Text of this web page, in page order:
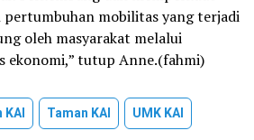
pertumbuhan mobilitas yang terjadi
oleh masyarakat melalui
ekonomi,” tutup Anne.(fahmi)
KAI Taman KAI
UMK KAI